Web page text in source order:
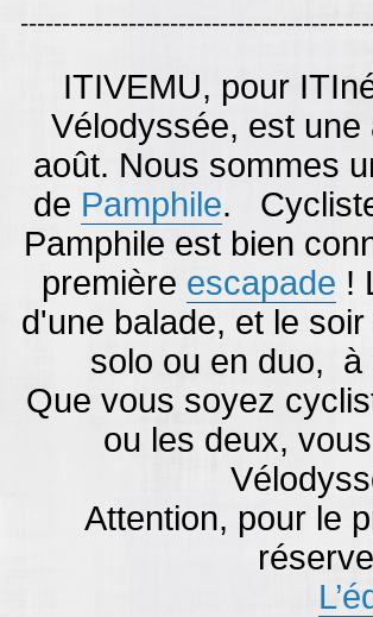
ITIVEMU, pour
Vélodyssée, est une
août. Nous sommes
de Pamphile.
Pamphile est bien
première escapade !
d'une balade, et le
solo ou en duo, à
Que vous soyez
ou les deux,
Attention, pour le